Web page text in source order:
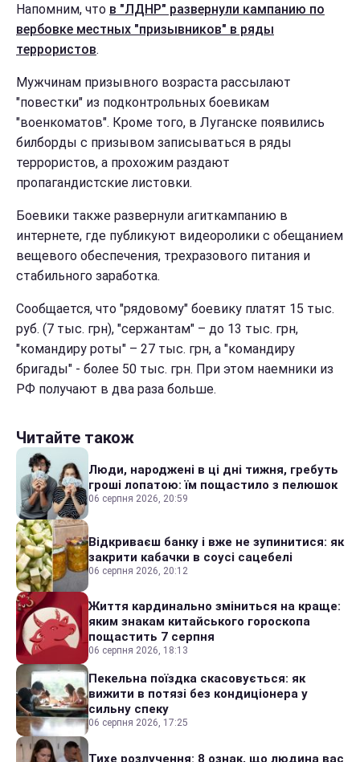
Напомним, что в "ЛДНР" развернули кампанию по
вербовке местных "призывников" в ряды
террористов.
Мужчинам призывного возраста рассылают
"повестки" из подконтрольных боевикам
"военкоматов". Кроме того, в Луганске появились
билборды с призывом записываться в ряды
террористов, а прохожим раздают
пропагандистские листовки.
Боевики также развернули агиткампанию в
интернете, где публикуют видеоролики с обещанием
вещевого обеспечения, трехразового питания и
стабильного заработка.
Сообщается, что "рядовому" боевику платят 15 тыс.
руб. (7 тыс. грн), "сержантам" – до 13 тыс. грн,
"командиру роты" – 27 тыс. грн, а "командиру
бригады" - более 50 тыс. грн. При этом наемники из
РФ получают в два раза больше.
Читайте також
Люди, народжені в ці дні тижня, гребуть
гроші лопатою: їм пощастило з пелюшок
06 серпня 2026, 20:59
Відкриваєш банку і вже не зупинитися: як
закрити кабачки в соусі сацебелі
06 серпня 2026, 20:12
Життя кардинально зміниться на краще:
яким знакам китайського гороскопа
пощастить 7 серпня
06 серпня 2026, 18:13
Пекельна поїздка скасовується: як
вижити в потязі без кондиціонера у
сильну спеку
06 серпня 2026, 17:25
Тихе розлучення: 8 ознак, що людина вас